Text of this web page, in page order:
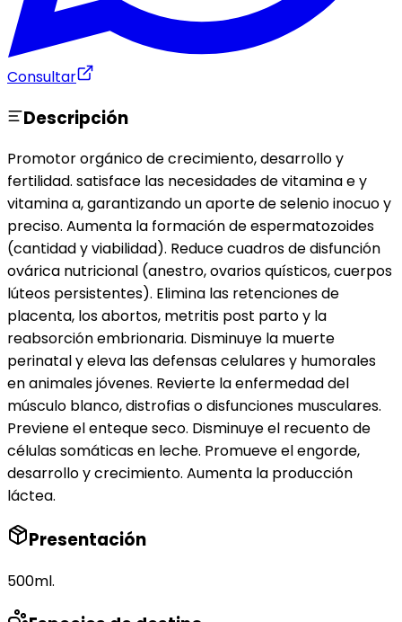
Consultar
Descripción
Promotor orgánico de crecimiento, desarrollo y
fertilidad. satisface las necesidades de vitamina e y
vitamina a, garantizando un aporte de selenio inocuo y
preciso. Aumenta la formación de espermatozoides
(cantidad y viabilidad). Reduce cuadros de disfunción
ovárica nutricional (anestro, ovarios quísticos, cuerpos
lúteos persistentes). Elimina las retenciones de
placenta, los abortos, metritis post parto y la
reabsorción embrionaria. Disminuye la muerte
perinatal y eleva las defensas celulares y humorales
en animales jóvenes. Revierte la enfermedad del
músculo blanco, distrofias o disfunciones musculares.
Previene el enteque seco. Disminuye el recuento de
células somáticas en leche. Promueve el engorde,
desarrollo y crecimiento. Aumenta la producción
láctea.
Presentación
500ml.